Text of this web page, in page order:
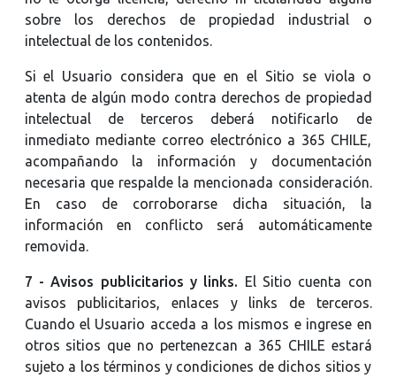
sobre los derechos de propiedad industrial o
intelectual de los contenidos.
Si el Usuario considera que en el Sitio se viola o
atenta de algún modo contra derechos de propiedad
intelectual de terceros deberá notificarlo de
inmediato mediante correo electrónico a 365 CHILE,
acompañando la información y documentación
necesaria que respalde la mencionada consideración.
En caso de corroborarse dicha situación, la
información en conflicto será automáticamente
removida.
7 - Avisos publicitarios y links. El Sitio cuenta con
avisos publicitarios, enlaces y links de terceros.
Cuando el Usuario acceda a los mismos e ingrese en
otros sitios que no pertenezcan a 365 CHILE estará
sujeto a los términos y condiciones de dichos sitios y